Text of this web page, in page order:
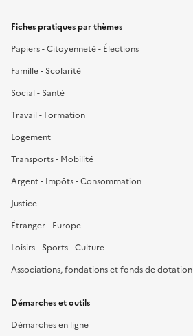
Fiches pratiques par thèmes
Papiers - Citoyenneté - Élections
Famille - Scolarité
Social - Santé
Travail - Formation
Logement
Transports - Mobilité
Argent - Impôts - Consommation
Justice
Étranger - Europe
Loisirs - Sports - Culture
Associations, fondations et fonds de dotation
Démarches et outils
Démarches en ligne